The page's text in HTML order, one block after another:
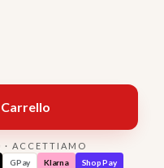
· ACCETTIAMO
GPay Klarna
Shop Pay